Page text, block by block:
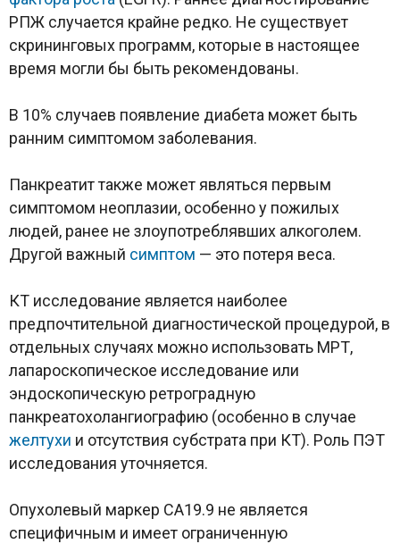
РПЖ случается крайне редко. Не существует
скрининговых программ, которые в настоящее
время могли бы быть рекомендованы.
В 10% случаев появление диабета может быть
ранним симптомом заболевания.
Панкреатит также может являться первым
симптомом неоплазии, особенно у пожилых
людей, ранее не злоупотреблявших алкоголем.
Другой важный симптом — это потеря веса.
КТ исследование является наиболее
предпочтительной диагностической процедурой, в
отдельных случаях можно использовать МРТ,
лапароскопическое исследование или
эндоскопическую ретроградную
панкреатохолангиографию (особенно в случае
желтухи и отсутствия субстрата при КТ). Роль ПЭТ
исследования уточняется.
Опухолевый маркер CA19.9 не является
специфичным и имеет ограниченную